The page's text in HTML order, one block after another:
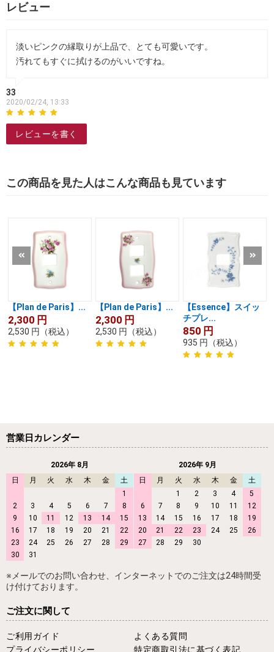
レビュー
淡いピンクの縁取りが上品で、とても可愛いです。
汚れてもすぐに拭けるのがいいですね。
33
2020/02/24, 13:33
レビューを書く
この商品を見た人はこんな商品も見ています
【Plan de Paris】...
2,300 円
2,530 円 （税込）
【Plan de Paris】...
2,300 円
2,530 円 （税込）
【Essence】スイッ
チプレ...
850 円
935 円 （税込）
営業日カレンダー
2026年 8月
日
月 火 水 木 金
土
1
2
3 4 5 6 7
8
9
10 11 12 13 14
15
16
17 18 19 20 21
22
23
24 25 26 27 28
29
30
31
2026年 9月
日
月 火 水 木 金
土
1
2 3 4
5
6
7 8 9 10 11
12
13
14 15 16 17 18
19
20
21 22 23 24 25
26
27
28 29 30
※メールでのお問い合わせ、インターネットでのご注文は24時間受
け付けております。
ご注文に関して
ご利用ガイド
よくある質問
プライバシーポリシー
特定商取引法に基づく表記